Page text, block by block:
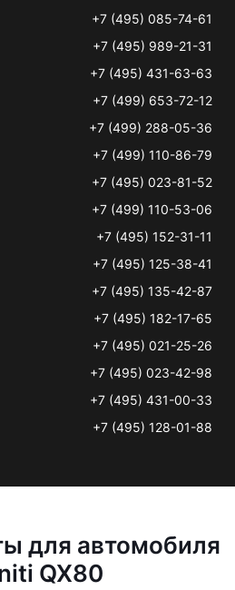
+7 (495) 085-74-61
+7 (495) 989-21-31
+7 (495) 431-63-63
+7 (499) 653-72-12
+7 (499) 288-05-36
+7 (499) 110-86-79
+7 (495) 023-81-52
+7 (499) 110-53-06
+7 (495) 152-31-11
+7 (495) 125-38-41
+7 (495) 135-42-87
+7 (495) 182-17-65
+7 (495) 021-25-26
+7 (495) 023-42-98
+7 (495) 431-00-33
+7 (495) 128-01-88
для автомобиля
QX80